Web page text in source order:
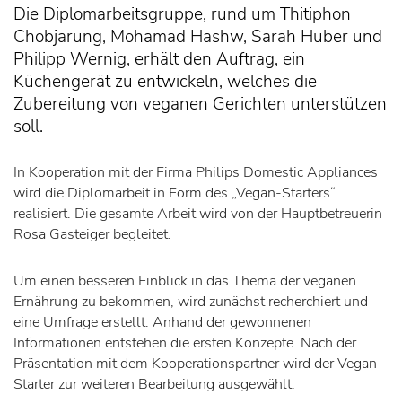
Die Diplomarbeitsgruppe, rund um Thitiphon
Chobjarung, Mohamad Hashw, Sarah Huber und
Philipp Wernig, erhält den Auftrag, ein
Küchengerät zu entwickeln, welches die
Zubereitung von veganen Gerichten unterstützen
soll.
In Kooperation mit der Firma Philips Domestic Appliances
wird die Diplomarbeit in Form des „Vegan-Starters“
realisiert. Die gesamte Arbeit wird von der Hauptbetreuerin
Rosa Gasteiger begleitet.
Um einen besseren Einblick in das Thema der veganen
Ernährung zu bekommen, wird zunächst recherchiert und
eine Umfrage erstellt. Anhand der gewonnenen
Informationen entstehen die ersten Konzepte. Nach der
Präsentation mit dem Kooperationspartner wird der Vegan-
Starter zur weiteren Bearbeitung ausgewählt.